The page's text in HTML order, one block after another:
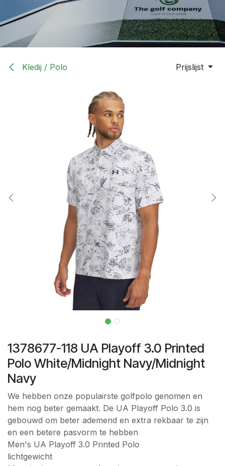
Kledij / Polo Prijslijst
1378677-118 UA Playoff 3.0 Printed
Polo White/Midnight Navy/Midnight
Navy
We hebben onze populairste golfpolo genomen en
hem nog beter gemaakt. De UA Playoff Polo 3.0 is
gebouwd om beter ademend en extra rekbaar te zijn
en een betere pasvorm te hebben
Men's UA Playoff 3.0 Printed Polo
lichtgewicht